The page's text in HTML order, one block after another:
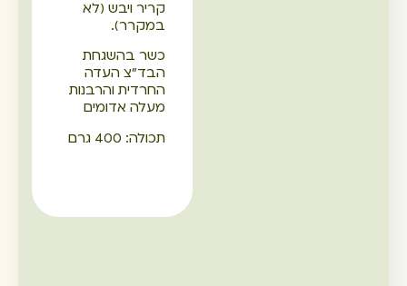
קריר ויבש (לא
במקרר).
כשר בהשגחת
הבד"צ העדה
החרדית והרבנות
מעלה אדומים
תכולה: 400 גרם